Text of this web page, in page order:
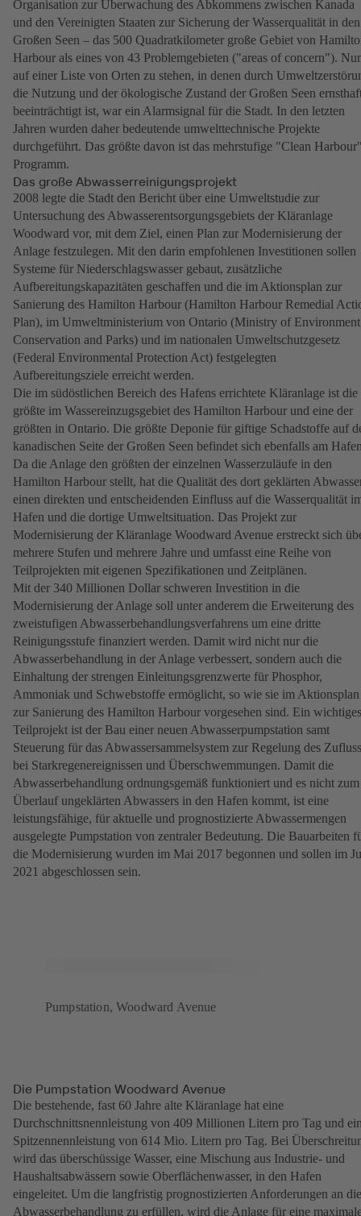
Organisation zur Überwachung des Abkommens zwischen Kanada
und den Vereinigten Staaten zur Sicherung der Wasserqualität in den
Großen Seen – das 500 Quadratkilometer große Gebiet von
Harbour als eines von 43 Problemgebieten ("areas of concern").
auf einer Liste von Orten zu stehen, in denen durch
die Nutzung und der ökologische Zustand der Großen Seen
beeinträchtigt ist, war ein Alarmsignal für die Stadt. In den letzten
Jahren wurden daher bedeutende umwelttechnische Projekte
durchgeführt. Das größte davon ist das mehrstufige "Clean
Programm.
Das große Abwasserreinigungsprojekt
2008 legte die Stadt den Bericht über eine Umweltstudie zur
Untersuchung des Abwasserentsorgungsgebiets der Kläranlage
Woodward vor, mit dem Ziel, einen Plan zur Modernisierung der
Anlage festzulegen. Mit den darin empfohlenen Investitionen sollen
Systeme für Niederschlagswasser gebaut, zusätzliche
Aufbereitungskapazitäten geschaffen und die im Aktionsplan zur
Sanierung des Hamilton Harbour (Hamilton Harbour Remedial
Plan), im Umweltministerium von Ontario (Ministry of
Conservation and Parks) und im nationalen Umweltschutzgesetz
(Federal Environmental Protection Act) festgelegten
Aufbereitungsziele erreicht werden.
Die im südöstlichen Bereich des Hafens errichtete Kläranlage ist die
größte im Wassereinzugsgebiet des Hamilton Harbour und eine der
größten in Ontario. Die größte Deponie für giftige Schadstoffe auf
kanadischen Seite der Großen Seen befindet sich ebenfalls am
Da die Anlage den größten der einzelnen Wasserzuläufe in den
Hamilton Harbour stellt, hat die Qualität des dort geklärten
einen direkten und entscheidenden Einfluss auf die Wasserqualität
Hafen und die dortige Umweltsituation. Das Projekt zur
Modernisierung der Kläranlage Woodward Avenue erstreckt sich
mehrere Stufen und mehrere Jahre und umfasst eine Reihe von
Teilprojekten mit eigenen Spezifikationen und Zeitplänen.
Mit der 340 Millionen Dollar schweren Investition in die
Modernisierung der Anlage soll unter anderem die Erweiterung des
zweistufigen Abwasserbehandlungsverfahrens um eine dritte
Reinigungsstufe finanziert werden. Damit wird nicht nur die
Abwasserbehandlung in der Anlage verbessert, sondern auch die
Einhaltung der strengen Einleitungsgrenzwerte für Phosphor,
Ammoniak und Schwebstoffe ermöglicht, so wie sie im Aktionsplan
zur Sanierung des Hamilton Harbour vorgesehen sind. Ein wichtiges
Teilprojekt ist der Bau einer neuen Abwasserpumpstation samt
Steuerung für das Abwassersammelsystem zur Regelung des
bei Starkregenereignissen und Überschwemmungen. Damit die
Abwasserbehandlung ordnungsgemäß funktioniert und es nicht zum
Überlauf ungeklärten Abwassers in den Hafen kommt, ist eine
leistungsfähige, für aktuelle und prognostizierte Abwassermengen
ausgelegte Pumpstation von zentraler Bedeutung. Die Bauarbeiten
die Modernisierung wurden im Mai 2017 begonnen und sollen im
2021 abgeschlossen sein.
Pumpstation, Woodward Avenue
Die Pumpstation Woodward Avenue
Die bestehende, fast 60 Jahre alte Kläranlage hat eine
Durchschnittsnennleistung von 409 Millionen Litern pro Tag und
Spitzennennleistung von 614 Mio. Litern pro Tag. Bei
wird das überschüssige Wasser, eine Mischung aus Industrie- und
Haushaltsabwässern sowie Oberflächenwasser, in den Hafen
eingeleitet. Um die langfristig prognostizierten Anforderungen an die
Abwasserbehandlung zu erfüllen, wird die Anlage für eine